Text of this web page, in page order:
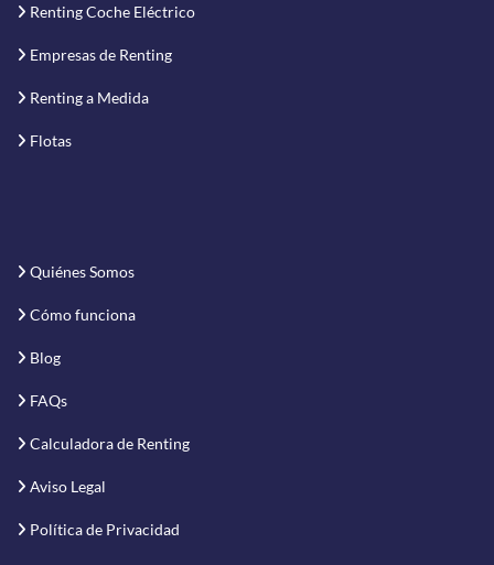
Renting Coche Eléctrico
Empresas de Renting
Renting a Medida
Flotas
Quiénes Somos
Cómo funciona
Blog
FAQs
Calculadora de Renting
Aviso Legal
Política de Privacidad